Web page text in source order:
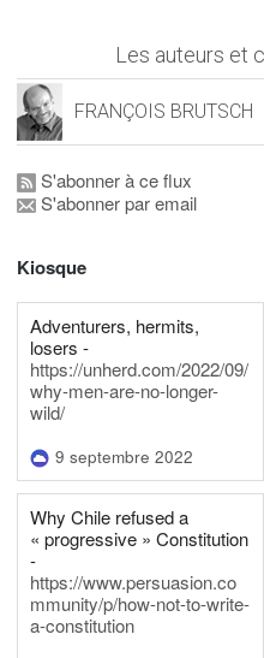
Les auteurs et
FRANÇOIS BRUTSCH
S'abonner à ce flux
S'abonner par email
Kiosque
Adventurers, hermits,
losers -
https://unherd.com/2022/09/
why-men-are-no-longer-
wild/
9 septembre 2022
Why Chile refused a
« progressive » Constitution
-
https://www.persuasion.co
mmunity/p/how-not-to-write-
a-constitution